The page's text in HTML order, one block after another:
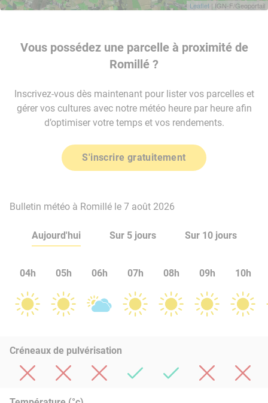
Leaflet | IGN-F/Geoportail
Vous possédez une parcelle à proximité de
Romillé ?
Inscrivez-vous dès maintenant pour lister vos parcelles et
gérer vos cultures avec notre météo heure par heure afin
d’optimiser votre temps et vos rendements.
S'inscrire gratuitement
Bulletin météo à Romillé le 7 août 2026
Aujourd'hui Sur 5 jours Sur 10 jours
04h 05h 06h 07h 08h 09h 10h
Créneaux de pulvérisation